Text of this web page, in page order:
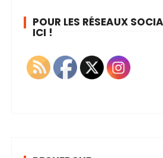
POUR LES RÉSEAUX
ICI !